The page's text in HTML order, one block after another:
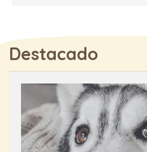
Destacado